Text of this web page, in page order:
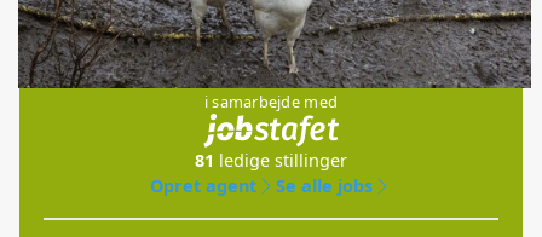
Jobs
i samarbejde med
81 ledige stillinger
Opret agent
Se alle jobs